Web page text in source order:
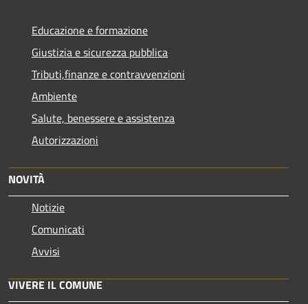
Educazione e formazione
Giustizia e sicurezza pubblica
Tributi,finanze e contravvenzioni
Ambiente
Salute, benessere e assistenza
Autorizzazioni
NOVITÀ
Notizie
Comunicati
Avvisi
VIVERE IL COMUNE